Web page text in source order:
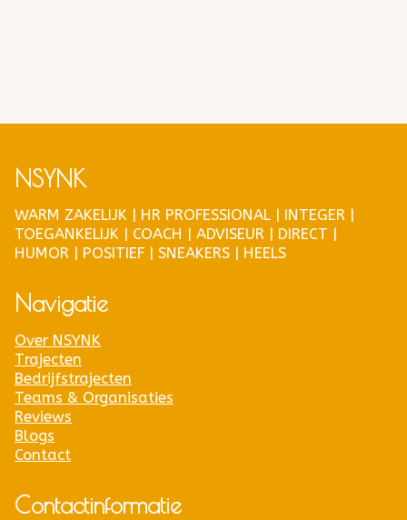
NSYNK
WARM ZAKELIJK | HR PROFESSIONAL | INTEGER |
TOEGANKELIJK | COACH | ADVISEUR | DIRECT |
HUMOR | POSITIEF | SNEAKERS | HEELS
Navigatie
Over NSYNK
Trajecten
Bedrijfstrajecten
Teams & Organisaties
Reviews
Blogs
Contact
Contactinformatie